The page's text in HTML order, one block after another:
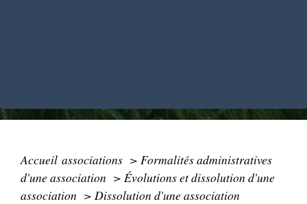
Accueil associations > Formalités administratives
d'une association > Évolutions et dissolution d'une
association > Dissolution d'une association